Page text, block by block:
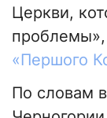
Церкви,
проблемы»,
«Першого
По словам